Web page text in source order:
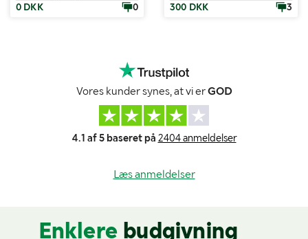
0 DKK
0
300 DKK
3
Vores kunder synes, at vi erGOD
4.1 af 5 baseret på 2404 anmeldelser
Læs anmeldelser
Enklere budgivning